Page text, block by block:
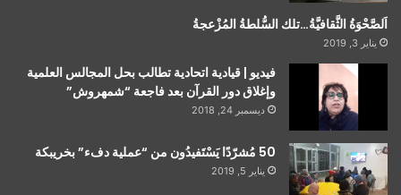
اَلصَّحْوَةُ الثَّقافيَّةُ…تلك السُّلطةُ المُزْعجةُ
يناير 3, 2019
فيديو | قيادية اتحادية تطالب بحل المجالس العلمية
وإغلاق دور القرآن بعد فاجعة “شمهروش”
ديسمبر 24, 2018
50 مُشرّدًا يَسْتَفيدُون من “عملية دفء” بخريبكة
يناير 5, 2019